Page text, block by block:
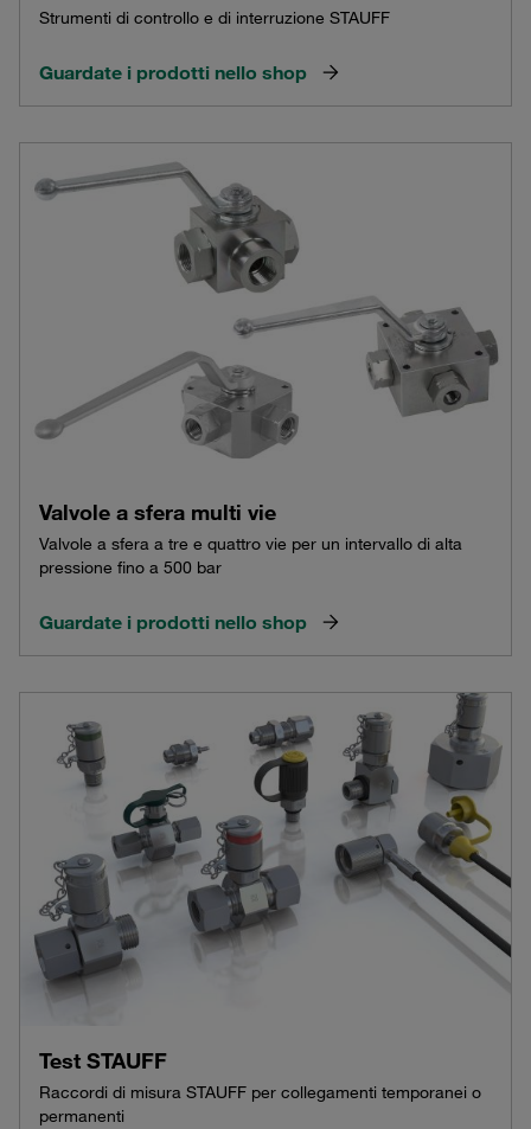
Strumenti di controllo e di interruzione STAUFF
Guardate i prodotti nello shop
Valvole a sfera multi vie
Valvole a sfera a tre e quattro vie per un intervallo di alta
pressione fino a 500 bar
Guardate i prodotti nello shop
Test STAUFF
Raccordi di misura STAUFF per collegamenti temporanei o
permanenti